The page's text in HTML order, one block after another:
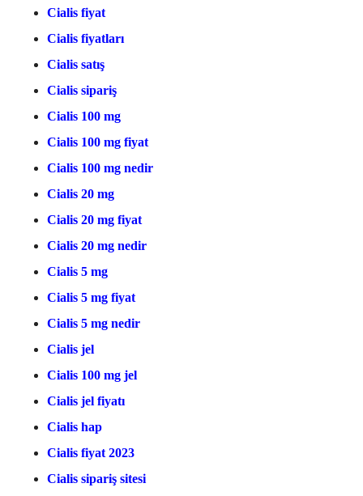
Cialis fiyat
Cialis fiyatları
Cialis satış
Cialis sipariş
Cialis 100 mg
Cialis 100 mg fiyat
Cialis 100 mg nedir
Cialis 20 mg
Cialis 20 mg fiyat
Cialis 20 mg nedir
Cialis 5 mg
Cialis 5 mg fiyat
Cialis 5 mg nedir
Cialis jel
Cialis 100 mg jel
Cialis jel fiyatı
Cialis hap
Cialis fiyat 2023
Cialis sipariş sitesi